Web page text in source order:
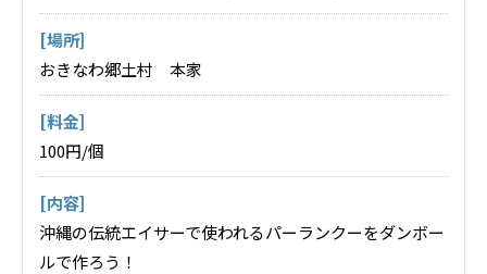
[場所]
おきなわ郷土村 本家
[料金]
100円/個
[内容]
沖縄の伝統エイサーで使われるパーランクーをダンボー
ルで作ろう！